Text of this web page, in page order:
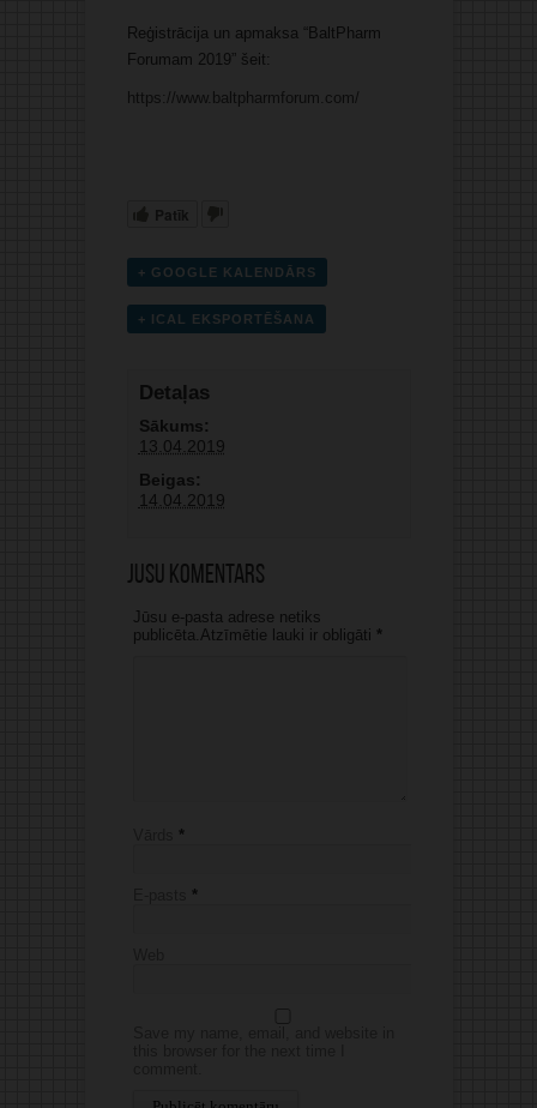
Reģistrācija un apmaksa “BaltPharm
Forumam 2019” šeit:
https://www.baltpharmforum.com/
Patīk
+ GOOGLE KALENDĀRS
+ ICAL EKSPORTĒŠANA
Detaļas
Sākums:
13.04.2019
Beigas:
14.04.2019
Jūsu komentārs
Jūsu e-pasta adrese netiks
publicēta.Atzīmētie lauki ir obligāti *
*
*